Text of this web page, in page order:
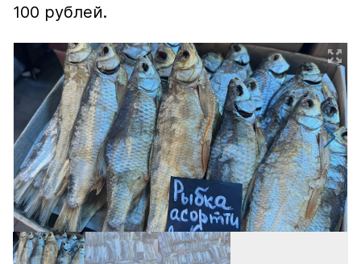
100 рублей.